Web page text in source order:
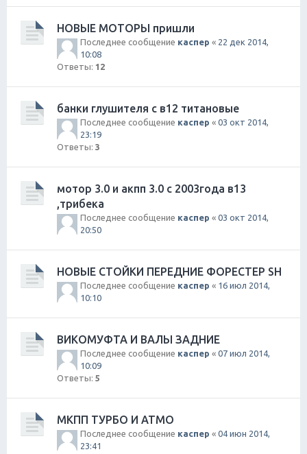
НОВЫЕ МОТОРЫ пришли
Последнее сообщение каспер « 22 дек 2014,
10:08
Ответы: 12
банки глушителя с в12 титановые
Последнее сообщение каспер « 03 окт 2014,
23:19
Ответы: 3
мотор 3.0 и акпп 3.0 с 2003года в13
,трибека
Последнее сообщение каспер « 03 окт 2014,
20:50
НОВЫЕ СТОЙКИ ПЕРЕДНИЕ ФОРЕСТЕР SН
Последнее сообщение каспер « 16 июл 2014,
10:10
ВИКОМУФТА И ВАЛЫ ЗАДНИЕ
Последнее сообщение каспер « 07 июл 2014,
10:09
Ответы: 5
МКПП ТУРБО И АТМО
Последнее сообщение каспер « 04 июн 2014,
23:41